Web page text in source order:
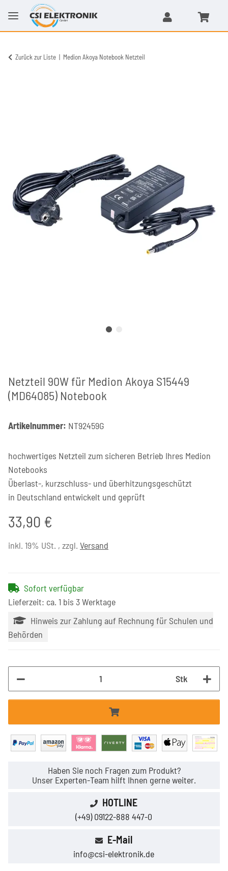
Zurück zur Liste Medion Akoya Notebook Netzteil
Netzteil 90W für Medion Akoya S15449
(MD64085) Notebook
Artikelnummer: NT92459G
hochwertiges Netzteil zum sicheren Betrieb Ihres Medion
Notebooks
Überlast-, kurzschluss- und überhitzungsgeschützt
in Deutschland entwickelt und geprüft
33,90 €
inkl. 19% USt. , zzgl. Versand
Sofort verfügbar
Lieferzeit: ca. 1 bis 3 Werktage
Hinweis zur Zahlung auf Rechnung für Schulen und
Behörden
Stk
Haben Sie noch Fragen zum Produkt?
Unser Experten-Team hilft Ihnen gerne weiter.
HOTLINE
(+49) 09122-888 447-0
E-Mail
info@csi-elektronik.de